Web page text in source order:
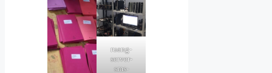
ruang-
server-
sms-